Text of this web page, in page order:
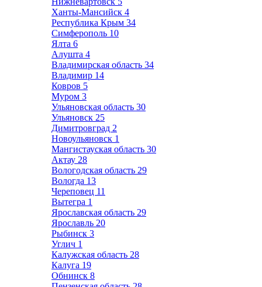
Ханты-Мансийск 4
Республика Крым 34
Симферополь 10
Ялта 6
Алушта 4
Владимирская область 34
Владимир 14
Ковров 5
Муром 3
Ульяновская область 30
Ульяновск 25
Димитровград 2
Новоульяновск 1
Мангистауская область 30
Актау 28
Вологодская область 29
Вологда 13
Череповец 11
Вытегра 1
Ярославская область 29
Ярославль 20
Рыбинск 3
Углич 1
Калужская область 28
Калуга 19
Обнинск 8